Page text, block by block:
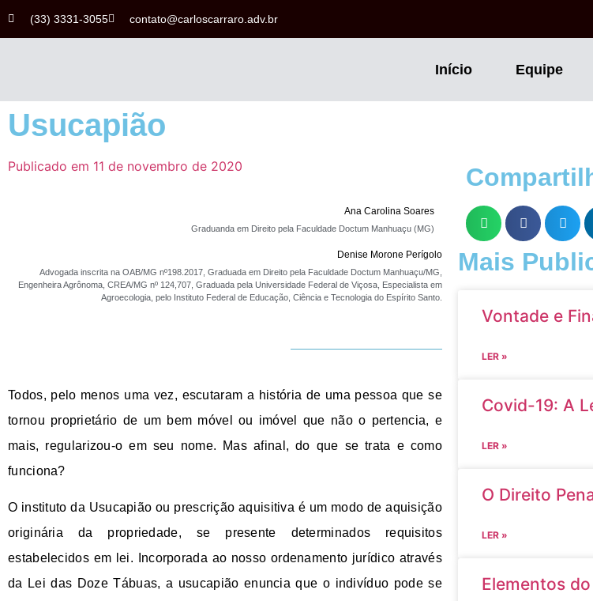
(33) 3331-3055 contato@carloscarraro.adv.br
Início Equipe
Usucapião
Publicado em 11 de novembro de 2020
Ana Carolina Soares
Graduanda em Direito pela Faculdade Doctum Manhuaçu (MG)
Denise Morone Perígolo
Advogada inscrita na OAB/MG nº198.2017, Graduada em Direito pela Faculdade Doctum Manhuaçu/MG,
Engenheira Agrônoma, CREA/MG nº 124,707, Graduada pela Universidade Federal de Viçosa, Especialista em
Agroecologia, pelo Instituto Federal de Educação, Ciência e Tecnologia do Espírito Santo.
Todos, pelo menos uma vez, escutaram a história de uma pessoa que se
tornou proprietário de um bem móvel ou imóvel que não o pertencia, e
mais, regularizou-o em seu nome. Mas afinal, do que se trata e como
funciona?
O instituto da Usucapião ou prescrição aquisitiva é um modo de aquisição
originária da propriedade, se presente determinados requisitos
estabelecidos em lei. Incorporada ao nosso ordenamento jurídico através
da Lei das Doze Tábuas, a usucapião enuncia que o indivíduo pode se
Mais
Vontade e
LER »
Covid-19: A
LER »
O Direito
LER »
Elementos